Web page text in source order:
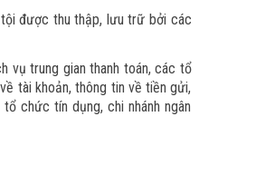
được thu thập, lưu trữ bởi các
vụ trung gian thanh toán, các tổ
tài khoản, thông tin về tiền gửi,
chức tín dụng, chi nhánh ngân